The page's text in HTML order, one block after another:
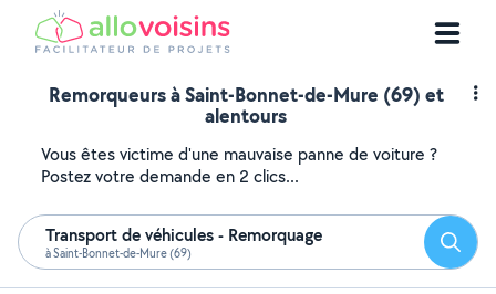
Remorqueurs à Saint-Bonnet-de-Mure (69) et
alentours
Vous êtes victime d'une mauvaise panne de voiture ?
Postez votre demande en 2 clics...
Transport de véhicules - Remorquage
à Saint-Bonnet-de-Mure (69)